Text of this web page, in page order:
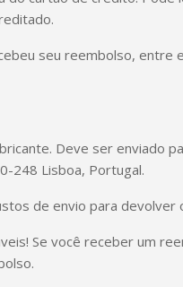
seu reembolso, entre
Deve ser enviado
248 Lisboa, Portugal.
de envio para devolver
Se você receber um